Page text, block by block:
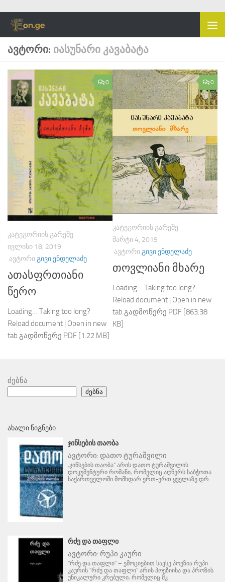
Skip to content
ᲐᲕᲢᲝᲠᲘ: ᲘᲐᲡᲣᲜᲐᲠᲘ ᲙᲐᲕᲐᲑᲐᲢᲐ
0
ᲙᲐᲢᲔᲒᲝᲠᲘᲘᲡ ᲒᲐᲠᲔᲨᲔ
ᲘᲕᲚᲘᲡᲘ 18, 2019
ᲐᲕᲢᲝᲠᲘᲒᲘᲕᲘ ᲔᲜᲓᲔᲚᲐᲫᲔ
ათასფრთიანი
წერო
Loading… Taking too long?
Reload document | Open in new
tab გადმოწერე PDF [1.22 MB]
0
ᲙᲐᲢᲔᲒᲝᲠᲘᲘᲡ ᲒᲐᲠᲔᲨᲔ
ᲛᲐᲠᲢᲘ 4, 2019
ᲐᲕᲢᲝᲠᲘᲒᲘᲕᲘ ᲔᲜᲓᲔᲚᲐᲫᲔ
თოვლიანი მხარე
Loading… Taking too long?
Reload document | Open in new
tab გადმოწერე PDF [863.38
KB]
ძებნა
ძებნა
ᲐᲮᲐᲚᲘ ᲬᲘᲒᲜᲔᲑᲘ
ᲯᲘᲜᲡᲔᲑᲘᲡ ᲗᲐᲝᲑᲐ
ავტორი: დათო ტურაშვილი
„ჯინსების თაობა“ არის დათო ტურაშვილის
დოკუმენტური რომანი, რომელიც აღწერს საბჭოთა
საქართველოში მომხდარ ერთ-ერთ ყველაზე დრ
ᲠᲫᲔ ᲓᲐ ᲗᲐᲤᲚᲘ
ავტორი: რუპი კაური
"რძე და თაფლი" – ემოციებით სავსე პოეზია რუპი
კაურის "რძე და თაფლი" არის პოეზიისა და პროზის
უნიკალური კრებული, რომელიც მკ